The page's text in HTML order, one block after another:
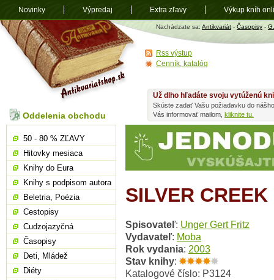
Antikvariát
shop.sk
Nachádzate sa: Antikvariát - Časopisy -
SILVER CREEK
Spisovateľ: Unger Gert Fritz
Vydavateľ: Moba
Rok vydania: 2003
Stav knihy:
Katalogové číslo: P3124
Už dlho hľadáte svoju vytúženú
Skúste zadať Vašu požiadavku do
Vás informovať mailom, kliknite tu.
Oddelenia obchodu
50 - 80 % ZĽAVY
Hitovky mesiaca
Knihy do Eura
Knihy s podpisom autora
Beletria, Poézia
Cestopisy
Cudzojazyčná
Časopisy
Deti, Mládež
Diéty
Rss výstup
Cenník, katalóg
Novinky Výpredaj Extra zľavy Výkup kníh